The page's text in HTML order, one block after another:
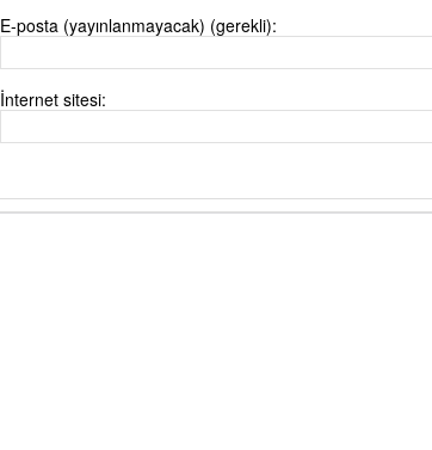
E-posta (yayınlanmayacak) (gerekli):
İnternet sitesi: